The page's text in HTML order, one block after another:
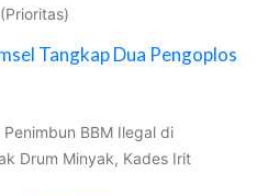
Tangkap Dua Pengoplos
BBM Ilegal di
Drum Minyak, Kades Irit